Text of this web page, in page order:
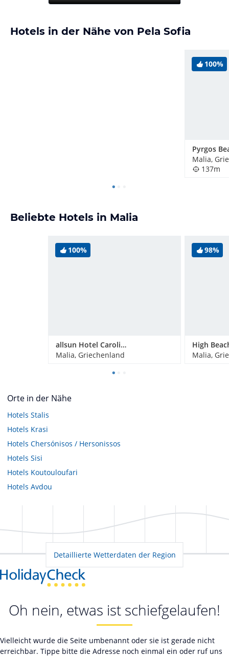
Hotels in der Nähe von Pela Sofia
100%
Malia,
137m
Beliebte Hotels in Malia
100%
allsun Hotel Carolina Sun Beach
Malia, Griechenland
98%
High
Malia,
Orte in der Nähe
Hotels Stalis
Hotels Krasi
Hotels Chersónisos / Hersonissos
Hotels Sisi
Hotels Koutouloufari
Hotels Avdou
Detaillierte Wetterdaten der Region
Oh nein, etwas ist schiefgelaufen!
Vielleicht wurde die Seite umbenannt oder sie ist gerade nicht
erreichbar. Tippe bitte die Adresse noch einmal ein oder ruf uns